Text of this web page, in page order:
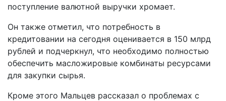
поступление валютной выручки хромает.
Он также отметил, что потребность в
кредитовании на сегодня оценивается в 150 млрд
рублей и подчеркнул, что необходимо полностью
обеспечить масложировые комбинаты ресурсами
для закупки сырья.
Кроме этого Мальцев рассказал о проблемах с